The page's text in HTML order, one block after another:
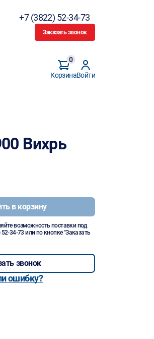
+7 (3822) 52-34-73
Заказать звонок
Корзина
0
Войти
Вихрь
в корзину
возможность поставки под
52-34-73 или по кнопке "Заказать
звонок
ошибку?